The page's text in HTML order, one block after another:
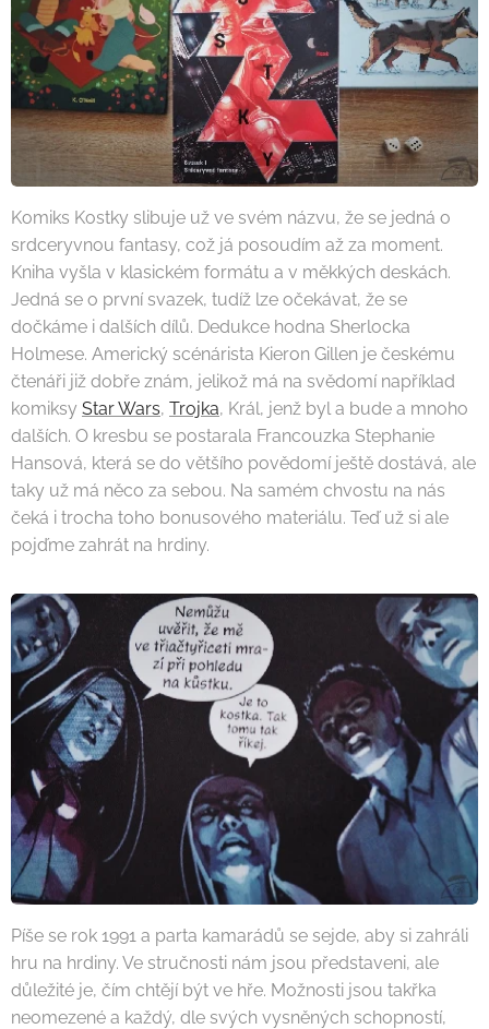
Komiks Kostky slibuje už ve svém názvu, že se jedná o
srdceryvnou fantasy, což já posoudím až za moment.
Kniha vyšla v klasickém formátu a v měkkých deskách.
Jedná se o první svazek, tudíž lze očekávat, že se
dočkáme i dalších dílů. Dedukce hodna Sherlocka
Holmese. Americký scénárista Kieron Gillen je českému
čtenáři již dobře znám, jelikož má na svědomí například
komiksy Star Wars, Trojka, Král, jenž byl a bude a mnoho
dalších. O kresbu se postarala Francouzka Stephanie
Hansová, která se do většího povědomí ještě dostává, ale
taky už má něco za sebou. Na samém chvostu na nás
čeká i trocha toho bonusového materiálu. Teď už si ale
pojďme zahrát na hrdiny.
Píše se rok 1991 a parta kamarádů se sejde, aby si zahráli
hru na hrdiny. Ve stručnosti nám jsou představeni, ale
důležité je, čím chtějí být ve hře. Možnosti jsou takřka
neomezené a každý, dle svých vysněných schopností,